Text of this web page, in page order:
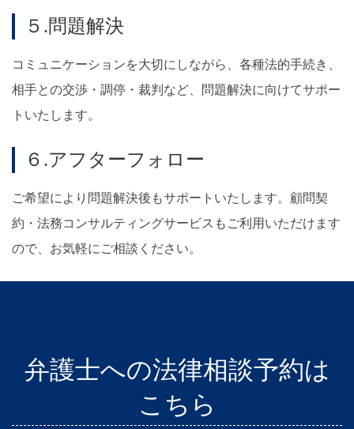
５.問題解決
コミュニケーションを大切にしながら、各種法的手続き、
相手との交渉・調停・裁判など、問題解決に向けてサポー
トいたします。
６.アフターフォロー
ご希望により問題解決後もサポートいたします。顧問契
約・法務コンサルティングサービスもご利用いただけます
ので、お気軽にご相談ください。
弁護士への法律相談予約は
こちら